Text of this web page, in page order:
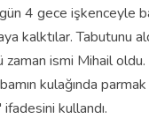
gün 4 gece
kalktılar. Tabutunu
zaman ismi Mihail
kulağında
ifadesini kullandı.